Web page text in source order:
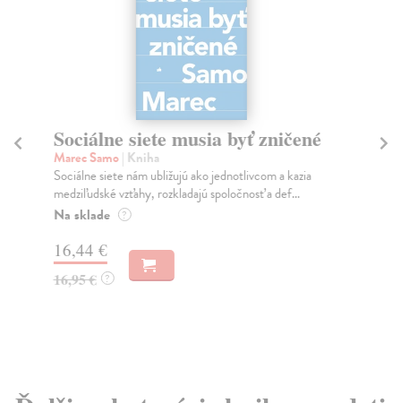
Sociálne siete musia byť zničené
Marec Samo| Kniha
Sociálne siete nám ubližujú ako jednotlivcom a kazia
medziľudské vzťahy, rozkladajú spoločnosť a def...
Na sklade ?
16,44 €
16,95 € ?